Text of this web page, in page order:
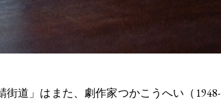
道」はまた、劇作家つかこうへい（1948-